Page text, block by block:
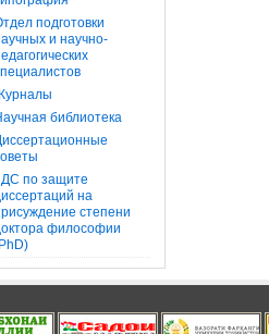
подготовки
и научно-
библиотека
ДС по защите
на
степени
философии